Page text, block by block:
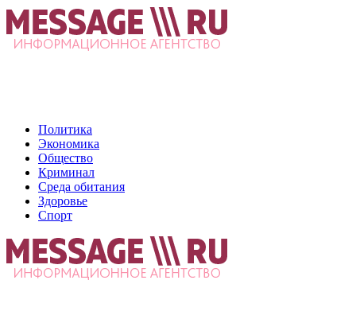
Политика
Экономика
Общество
Криминал
Среда обитания
Здоровье
Спорт